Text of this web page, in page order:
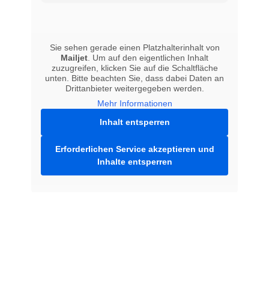
Sie sehen gerade einen Platzhalterinhalt von
Mailjet . Um auf den eigentlichen Inhalt
zuzugreifen, klicken Sie auf die Schaltfläche
unten. Bitte beachten Sie, dass dabei Daten an
Drittanbieter weitergegeben werden.
Mehr Informationen
Inhalt entsperren
Erforderlichen Service akzeptieren und
Inhalte entsperren